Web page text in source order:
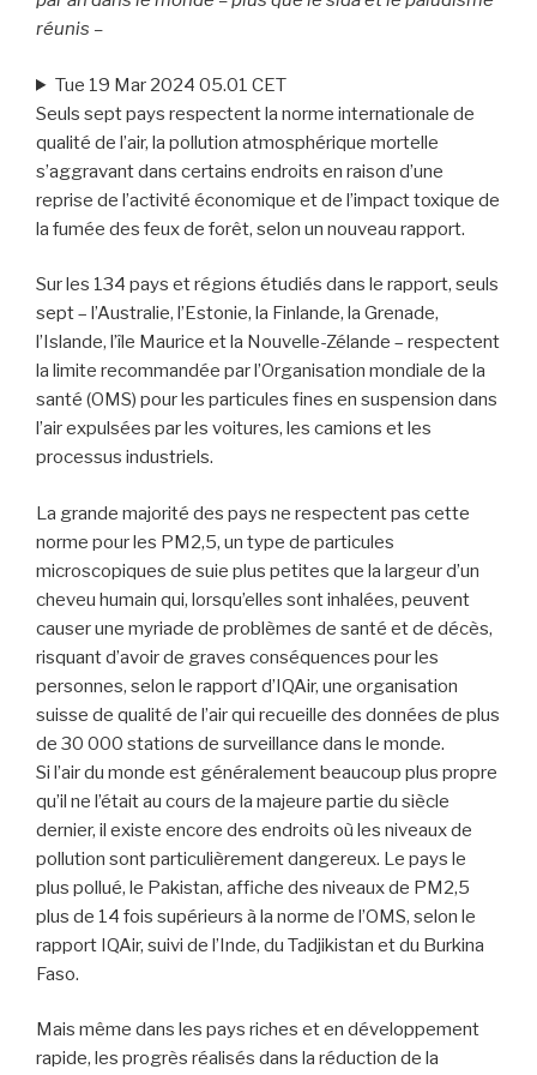
réunis –
Tue 19 Mar 2024 05.01 CET
Seuls sept pays respectent la norme internationale de
qualité de l’air, la pollution atmosphérique mortelle
s’aggravant dans certains endroits en raison d’une
reprise de l’activité économique et de l’impact toxique de
la fumée des feux de forêt, selon un nouveau rapport.
Sur les 134 pays et régions étudiés dans le rapport, seuls
sept – l’Australie, l’Estonie, la Finlande, la Grenade,
l’Islande, l’île Maurice et la Nouvelle-Zélande – respectent
la limite recommandée par l’Organisation mondiale de la
santé (OMS) pour les particules fines en suspension dans
l’air expulsées par les voitures, les camions et les
processus industriels.
La grande majorité des pays ne respectent pas cette
norme pour les PM2,5, un type de particules
microscopiques de suie plus petites que la largeur d’un
cheveu humain qui, lorsqu’elles sont inhalées, peuvent
causer une myriade de problèmes de santé et de décès,
risquant d’avoir de graves conséquences pour les
personnes, selon le rapport d’IQAir, une organisation
suisse de qualité de l’air qui recueille des données de plus
de 30 000 stations de surveillance dans le monde.
Si l’air du monde est généralement beaucoup plus propre
qu’il ne l’était au cours de la majeure partie du siècle
dernier, il existe encore des endroits où les niveaux de
pollution sont particulièrement dangereux. Le pays le
plus pollué, le Pakistan, affiche des niveaux de PM2,5
plus de 14 fois supérieurs à la norme de l’OMS, selon le
rapport IQAir, suivi de l’Inde, du Tadjikistan et du Burkina
Faso.
Mais même dans les pays riches et en développement
rapide, les progrès réalisés dans la réduction de la